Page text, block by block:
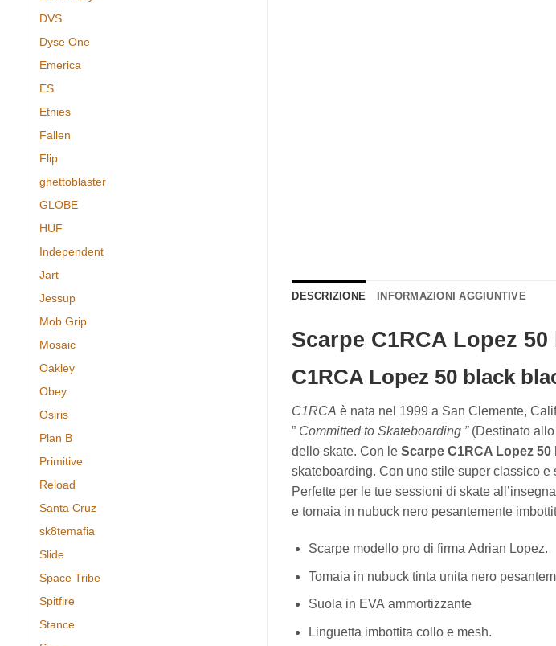
DVS
Dyse One
Emerica
ES
Etnies
Fallen
Flip
ghettoblaster
GLOBE
HUF
Independent
Jart
Jessup
Mob Grip
Mosaic
Oakley
Obey
Osiris
Plan B
Primitive
Reload
Santa Cruz
sk8temafia
Slide
Space Tribe
Spitfire
Stance
DESCRIZIONE INFORMAZIONI AGGIUNTIVE
Scarpe C1RCA Lopez
C1RCA Lopez 50 black
C1RCAè nata nel 1999 a San Clemente,
” Committed to Skateboarding ” (Destinato
dello skate. Con leScarpe C1RCA Lopez
skateboarding. Con uno stile super classico
Perfette per le tue sessioni di skate
etomaia in nubuck nero pesantemente
Scarpe modello pro di firma Adrian Lopez.
Tomaia in nubuck tinta unita nero
Suola in EVA ammortizzante
Linguetta imbottita collo e mesh.